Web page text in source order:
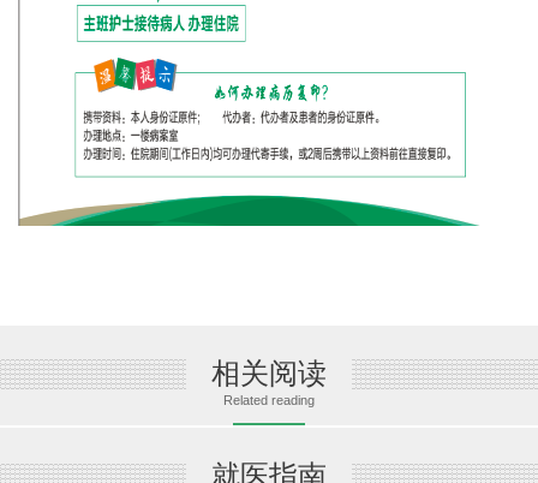
相关阅读
Related reading
就医指南